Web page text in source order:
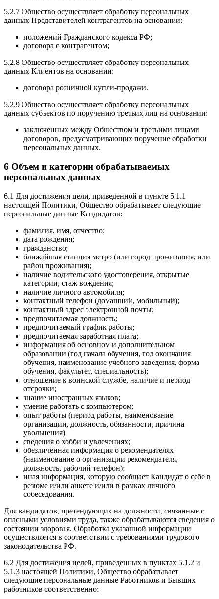
5.2.7 Общество осуществляет обработку персональных
данных Представителей контрагентов на основании:
положений Гражданского кодекса РФ;
договора с контрагентом;
5.2.8 Общество осуществляет обработку персональных
данных Клиентов на основании:
договора розничной купли-продажи.
5.2.9 Общество осуществляет обработку персональных
данных субъектов по поручению третьих лиц на основании:
заключенных между Обществом и третьими лицами
договоров, предусматривающих поручение обработки
персональных данных.
6 Объем и категории обрабатываемых
персональных данных
6.1 Для достижения цели, приведенной в пункте 5.1.1
настоящей Политики, Общество обрабатывает следующие
персональные данные Кандидатов:
фамилия, имя, отчество;
дата рождения;
гражданство;
ближайшая станция метро (или город проживания, или
район проживания);
наличие водительского удостоверения, открытые
категории, стаж вождения;
наличие личного автомобиля;
контактный телефон (домашний, мобильный);
контактный адрес электронной почты;
предпочитаемая должность;
предпочитаемый график работы;
предпочитаемая заработная плата;
информация об основном и дополнительном
образовании (год начала обучения, год окончания
обучения, наименование учебного заведения, форма
обучения, факультет, специальность);
отношение к воинской службе, наличие и период
отсрочки;
знание иностранных языков;
умение работать с компьютером;
опыт работы (период работы, наименование
организации, должность, обязанности, причина
увольнения);
сведения о хобби и увлечениях;
обезличенная информация о рекомендателях
(наименование о организации рекомендателя,
должность, рабочий телефон);
иная информация, которую сообщает Кандидат о себе в
резюме и/или анкете и/или в рамках личного
собеседования.
Для кандидатов, претендующих на должности, связанные с
опасными условиями труда, также обрабатываются сведения о
состоянии здоровья. Обработка указанной информации
осуществляется в соответствии с требованиями трудового
законодательства РФ.
6.2 Для достижения целей, приведенных в пунктах 5.1.2 и
5.1.3 настоящей Политики, Общество обрабатывает
следующие персональные данные Работников и Бывших
работников соответственно: